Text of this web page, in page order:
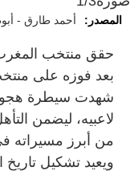
المصدر: أحمد طارق -
شهدت سيطرة
من أبرز مسيراته
ويعيد تشكيل تاريخ